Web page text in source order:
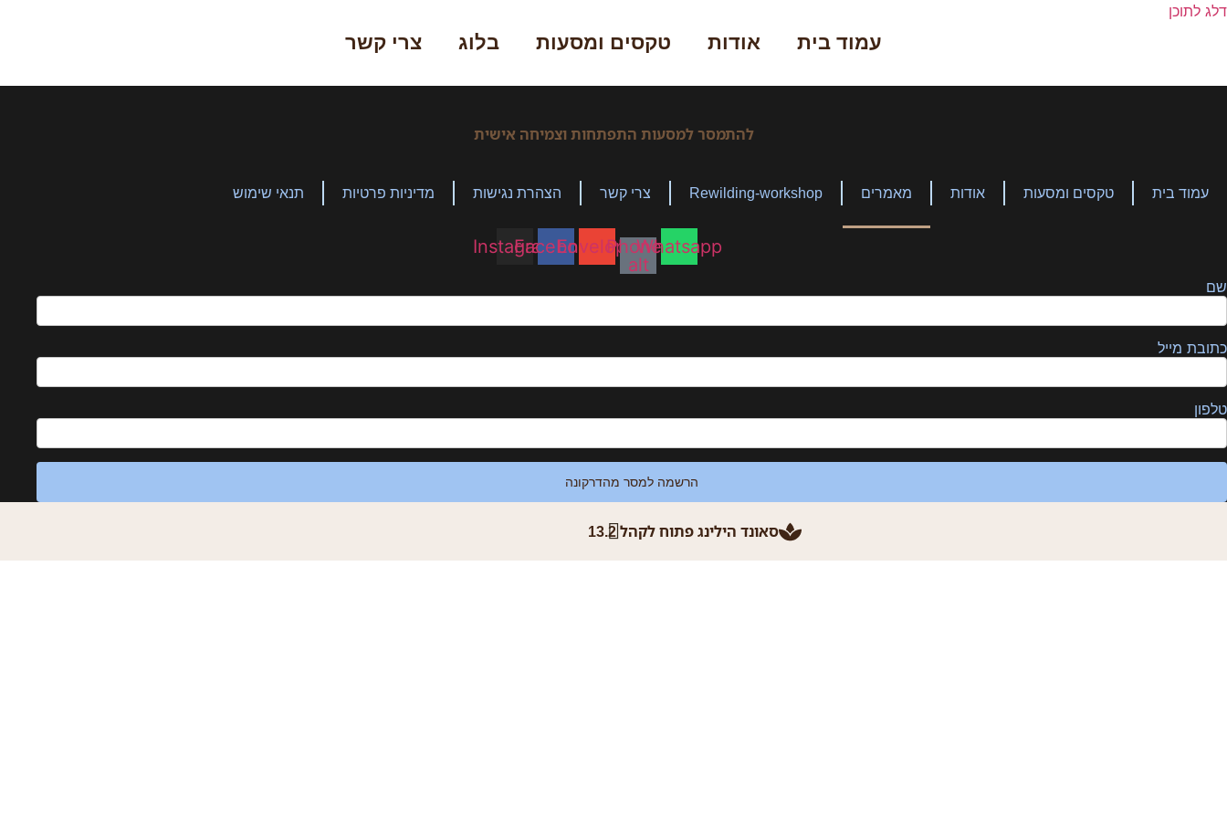
דלג לתוכן
עמוד בית אודות טקסים ומסעות בלוג צרי קשר
להתמסר למסעות התפתחות וצמיחה אישית
עמוד בית טקסים ומסעות אודות מאמרים Rewilding-workshop צרי קשר הצהרת נגישות מדיניות פרטיות תנאי שימוש
Whatsapp
Phone-
alt
Envelope
Facebook
Instagram
שם
כתובת מייל
טלפון
סאונד הילינג פתוח לקהל 13.2